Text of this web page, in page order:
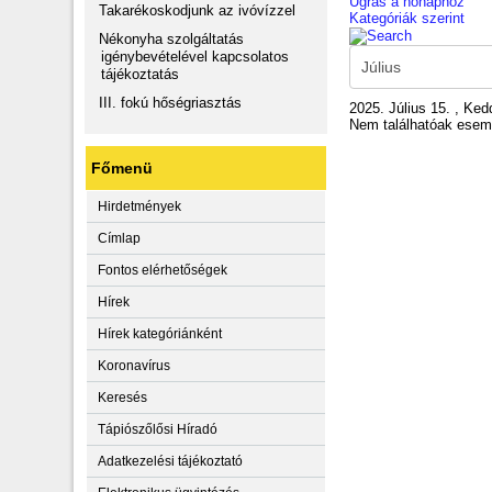
Takarékoskodjunk az ivóvízzel
Nékonyha szolgáltatás
igénybevételével kapcsolatos
tájékoztatás
III. fokú hőségriasztás
Főmenü
Hirdetmények
Címlap
Fontos elérhetőségek
Hírek
Hírek kategóriánként
Koronavírus
Keresés
Tápiószőlősi Híradó
Adatkezelési tájékoztató
Kategóriák szerint
2025. Július 15. ,
Nem találhatóak